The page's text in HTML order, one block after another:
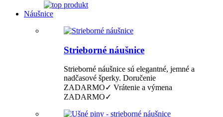
Náušnice
Strieborné náušnice
Strieborné náušnice sú elegantné, jemné a
nadčasové šperky. Doručenie
ZADARMO✓ Vrátenie a výmena
ZADARMO✓